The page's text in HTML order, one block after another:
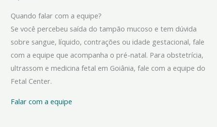
Quando falar com a equipe?
Se você percebeu saída do tampão mucoso e tem dúvida
sobre sangue, líquido, contrações ou idade gestacional, fale
com a equipe que acompanha o pré-natal. Para obstetrícia,
ultrassom e medicina fetal em Goiânia, fale com a equipe do
Fetal Center.
Falar com a equipe